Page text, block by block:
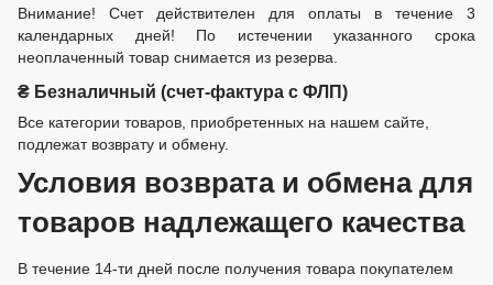
Внимание! Счет действителен для оплаты в течение 3
календарных дней! По истечении указанного срока
неоплаченный товар снимается из резерва.
₴ Безналичный (счет-фактура с ФЛП)
Все категории товаров, приобретенных на нашем сайте,
подлежат возврату и обмену.
Условия возврата и обмена для
товаров надлежащего качества
В течение 14-ти дней после получения товара покупателем